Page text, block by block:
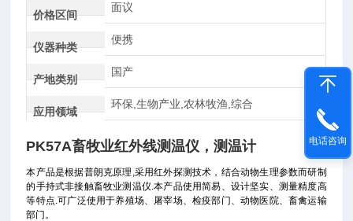
价格区间
面议
仪器种类
便携
产地类别
国产
应用领域
环保,生物产业,农林牧渔,综合
PK57A畜牧业红外线测温仪，测温计
本产品是根据普朗克原理,采用红外探测技术，结合动物生理参数而研制
的手持式非接触畜牧业测温仪.本产品使用简易、设计坚实、测量精度高
等特点.可广泛使用于养殖场、屠宰场、检疫部门、动物医院、畜禽运输
部门。
电话咨询